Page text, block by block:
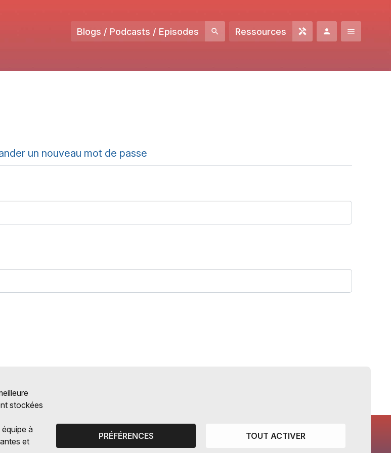
Blogs / Podcasts / Episodes Ressources
un nouveau mot de passe
stockées
à
et
PRÉFÉRENCES TOUT ACTIVER